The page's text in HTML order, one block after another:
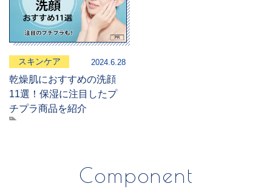
スキンケア 2024.6.28
乾燥肌におすすめの洗顔
11選！保湿に注目したプ
チプラ商品を紹介
Component